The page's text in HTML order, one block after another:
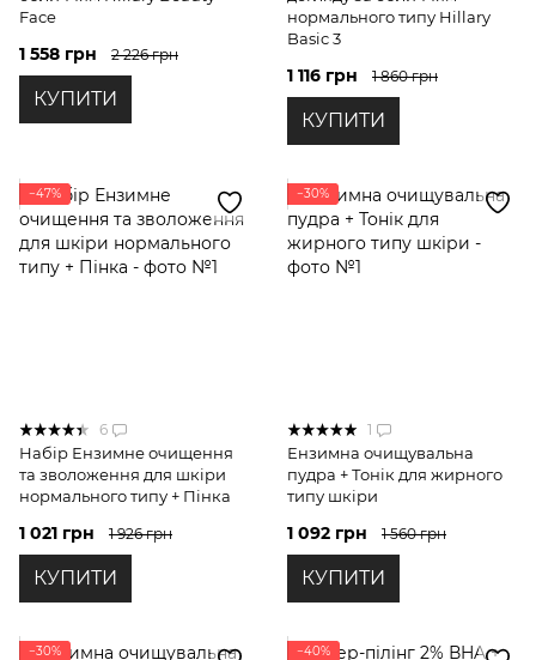
Face
1 558 грн 2 226 грн
КУПИТИ
нормального типу Hillary
Basic 3
1 116 грн 1 860 грн
КУПИТИ
−47%
6
Набір Ензимне очищення
та зволоження для шкіри
нормального типу + Пінка
1 021 грн 1 926 грн
КУПИТИ
−30%
1
Ензимна очищувальна
пудра + Тонік для жирного
типу шкіри
1 092 грн 1 560 грн
КУПИТИ
−30% −40%